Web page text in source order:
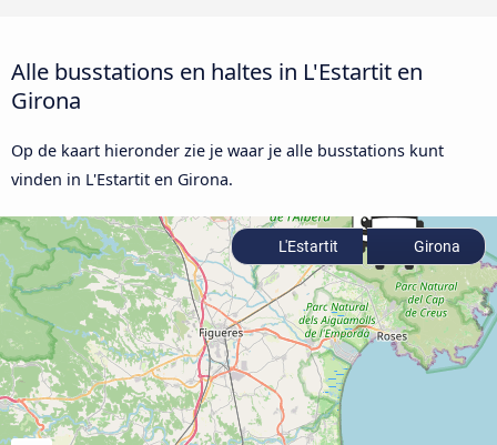
Alle busstations en haltes in L'Estartit en
Girona
Op de kaart hieronder zie je waar je alle busstations kunt
vinden in L'Estartit en Girona.
L'Estartit Girona